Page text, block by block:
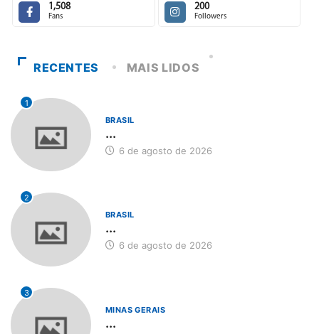
1,508
Fans
200
Followers
RECENTES MAIS LIDOS
1
BRASIL
...
6 de agosto de 2026
2
BRASIL
...
6 de agosto de 2026
3
MINAS GERAIS
...